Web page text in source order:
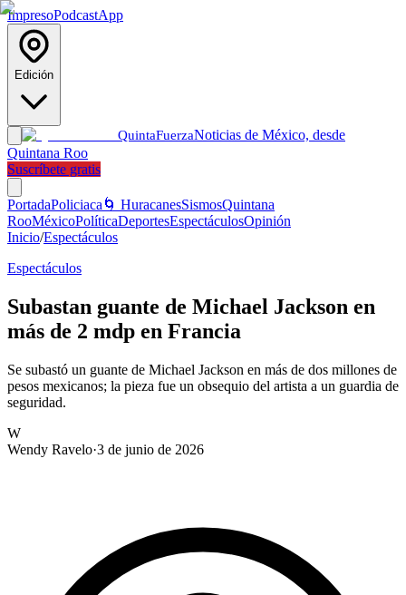
ImpresoPodcastApp
Edición
QuintaFuerzaNoticias de México, desde
Quintana Roo
Suscríbete gratis
PortadaPoliciaca 🌀 HuracanesSismosQuintana
RooMéxicoPolíticaDeportesEspectáculosOpinión
Inicio/Espectáculos
Espectáculos
Subastan guante de Michael Jackson en
más de 2 mdp en Francia
Se subastó un guante de Michael Jackson en más de dos millones de
pesos mexicanos; la pieza fue un obsequio del artista a un guardia de
seguridad.
W
Wendy Ravelo·3 de junio de 2026